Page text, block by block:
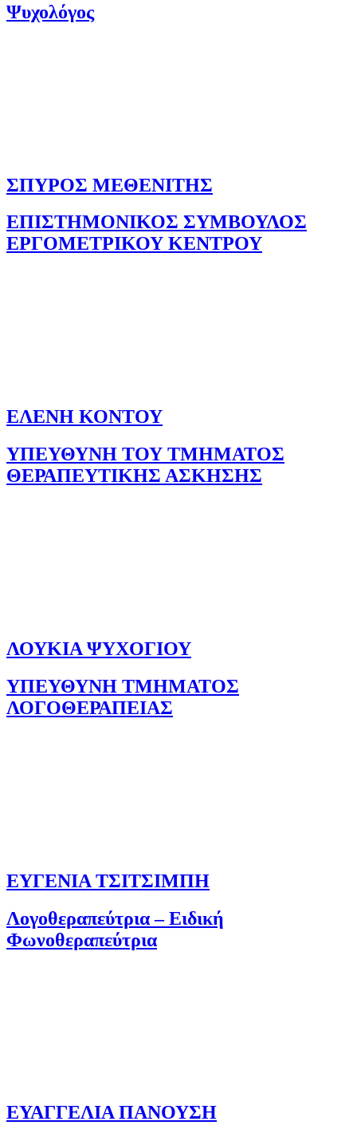
Ψυχολόγος
ΣΠΥΡΟΣ ΜΕΘΕΝΙΤΗΣ
ΕΠΙΣΤΗΜΟΝΙΚΟΣ ΣΥΜΒΟΥΛΟΣ
ΕΡΓΟΜΕΤΡΙΚΟΥ ΚΕΝΤΡΟΥ
ΕΛΕΝΗ ΚΟΝΤΟΥ
ΥΠΕΥΘΥΝΗ ΤΟΥ ΤΜΗΜΑΤΟΣ
ΘΕΡΑΠΕΥΤΙΚΗΣ ΑΣΚΗΣΗΣ
ΛΟΥΚΙΑ ΨΥΧΟΓΙΟΥ
ΥΠΕΥΘΥΝΗ ΤΜΗΜΑΤΟΣ
ΛΟΓΟΘΕΡΑΠΕΙΑΣ
ΕΥΓΕΝΙΑ ΤΣΙΤΣΙΜΠΗ
Λογοθεραπεύτρια – Ειδική
Φωνοθεραπεύτρια
ΕΥΑΓΓΕΛΙΑ ΠΑΝΟΥΣΗ